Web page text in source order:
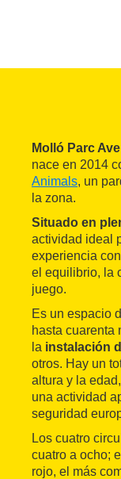
Molló Parc
nace en 2014
Animals, un
la zona.
Situado en
actividad ideal
experiencia
el equilibrio, la
juego.
Es un espacio
hasta cuarenta
la instalación
otros. Hay un
altura y la
una actividad
seguridad
Los cuatro
cuatro a ocho;
rojo, el más